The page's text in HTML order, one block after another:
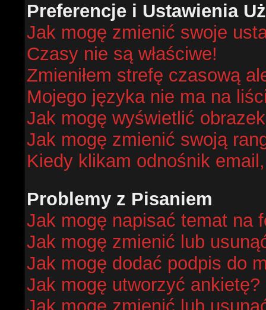
Preferencje i Ustawienia
Jak mogę zmienić swoje
Czasy nie są właściwe!
Zmieniłem strefę czasową
Mojego języka nie ma na
Jak mogę wyświetlić
Jak mogę zmienić swoją
Kiedy klikam odnośnik
Problemy z Pisaniem
Jak mogę napisać temat na
Jak mogę zmienić lub
Jak mogę dodać podpis do
Jak mogę utworzyć ankietę?